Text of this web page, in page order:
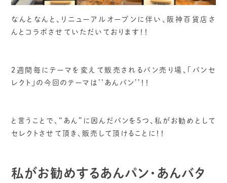
なんとなんと、リニューアルオープンに伴い、阪神百貨店さ
んとコラボさせていただいております！！
2週間毎にテーマを変えて販売されるパン売り場、「パンセ
レクト」の今回のテーマは’’あんパン’’！！
と言うことで、“あん”に因んだパンを5つ、私がお勧めとして
セレクトさせて頂き、販売して頂けることに！！
私がお勧めするあんパン・あんバタ